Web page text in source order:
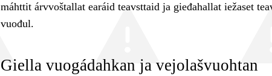
máhttit árvvoštallat earáid teavsttaid ja gieđahallat iežaset
vuođul.
Giella vuogádahkan ja vejolašvuohtan